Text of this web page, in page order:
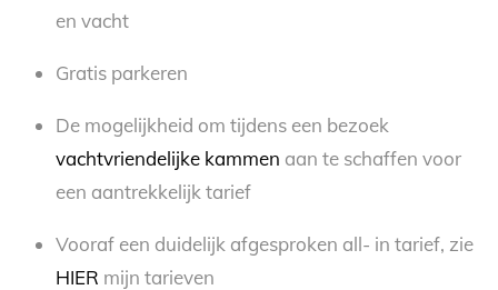
en vacht
Gratis parkeren
De mogelijkheid om tijdens een bezoek
vachtvriendelijke kammen aan te schaffen voor
een aantrekkelijk tarief
Vooraf een duidelijk afgesproken all- in tarief, zie
HIER mijn tarieven